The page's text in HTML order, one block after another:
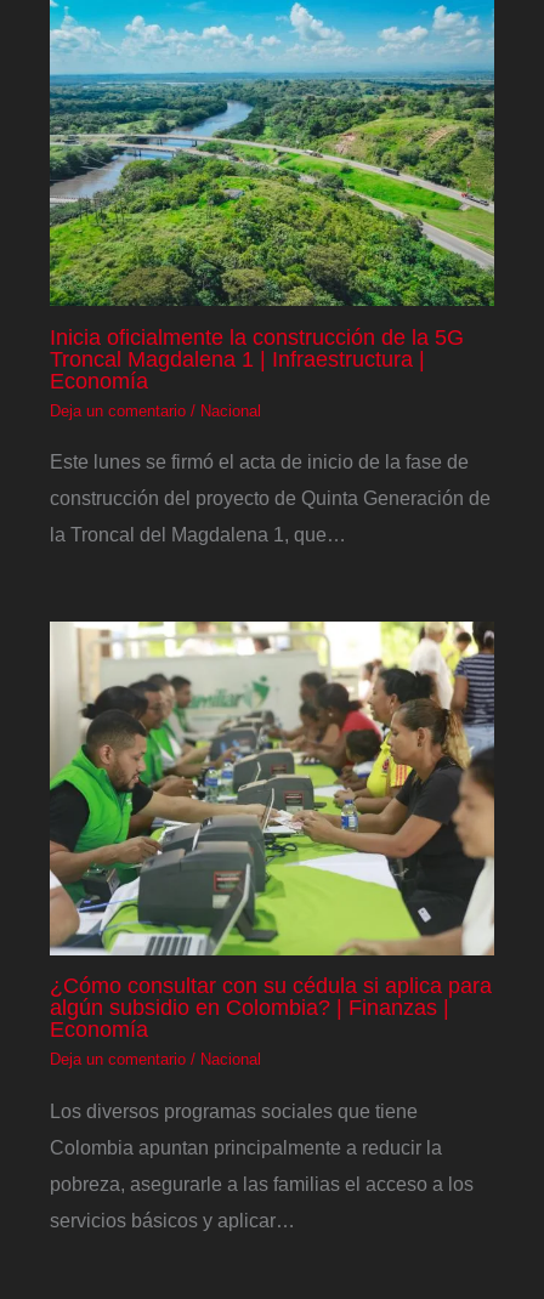
Inicia oficialmente la construcción de la 5G
Troncal Magdalena 1 | Infraestructura |
Economía
Deja un comentario / Nacional
Este lunes se firmó el acta de inicio de la fase de
construcción del proyecto de Quinta Generación de
la Troncal del Magdalena 1, que…
¿Cómo consultar con su cédula si aplica para
algún subsidio en Colombia? | Finanzas |
Economía
Deja un comentario / Nacional
Los diversos programas sociales que tiene
Colombia apuntan principalmente a reducir la
pobreza, asegurarle a las familias el acceso a los
servicios básicos y aplicar…